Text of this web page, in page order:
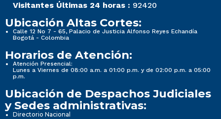
Visitantes Últimas 24 horas : 92420
Ubicación Altas Cortes:
Calle 12 No 7 - 65, Palacio de Justicia Alfonso Reyes Echandía
Bogotá - Colombia
Horarios de Atención:
Atención Presencial:
Lunes a Viernes de 08:00 a.m. a 01:00 p.m. y de 02:00 p.m. a 05:00
p.m.
Ubicación de Despachos Judiciales
y Sedes administrativas:
Directorio Nacional